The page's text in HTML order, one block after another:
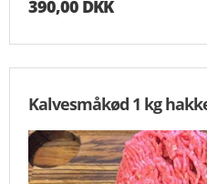
390,00 DKK
Kalvesmåkød 1 kg